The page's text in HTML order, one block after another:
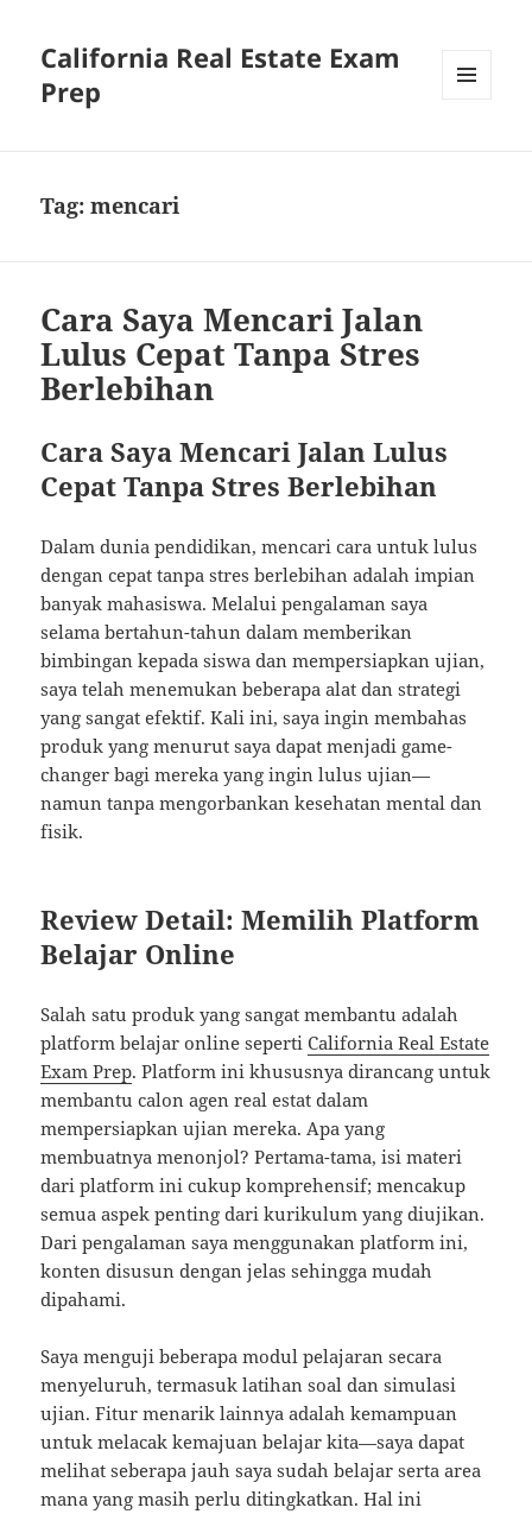
California Real Estate Exam
Prep
Tag:mencari
Cara Saya Mencari Jalan
Lulus Cepat Tanpa Stres
Berlebihan
Cara Saya Mencari Jalan Lulus
Cepat Tanpa Stres Berlebihan
Dalam dunia pendidikan, mencari cara untuk lulus
dengan cepat tanpa stres berlebihan adalah impian
banyak mahasiswa. Melalui pengalaman saya
selama bertahun-tahun dalam memberikan
bimbingan kepada siswa dan mempersiapkan ujian,
saya telah menemukan beberapa alat dan strategi
yang sangat efektif. Kali ini, saya ingin membahas
produk yang menurut saya dapat menjadi game-
changer bagi mereka yang ingin lulus ujian—
namun tanpa mengorbankan kesehatan mental dan
fisik.
Review Detail: Memilih Platform
Belajar Online
Salah satu produk yang sangat membantu adalah
platform belajar online sepertiCalifornia Real Estate
Exam Prep. Platform ini khususnya dirancang untuk
membantu calon agen real estat dalam
mempersiapkan ujian mereka. Apa yang
membuatnya menonjol? Pertama-tama, isi materi
dari platform ini cukup komprehensif; mencakup
semua aspek penting dari kurikulum yang diujikan.
Dari pengalaman saya menggunakan platform ini,
konten disusun dengan jelas sehingga mudah
dipahami.
Saya menguji beberapa modul pelajaran secara
menyeluruh, termasuk latihan soal dan simulasi
ujian. Fitur menarik lainnya adalah kemampuan
untuk melacak kemajuan belajar kita—saya dapat
melihat seberapa jauh saya sudah belajar serta area
mana yang masih perlu ditingkatkan. Hal ini